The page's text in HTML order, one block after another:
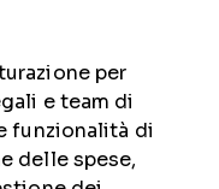
per
e team di
funzionalità di
delle spese,